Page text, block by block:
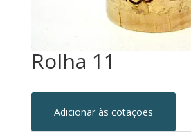
Rolha 11
Adicionar às cotações